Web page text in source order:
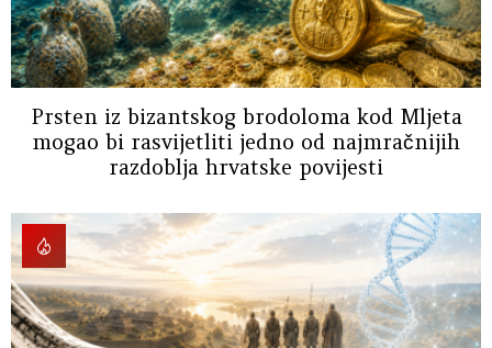
Prsten iz bizantskog brodoloma kod Mljeta
mogao bi rasvijetliti jedno od najmračnijih
razdoblja hrvatske povijesti